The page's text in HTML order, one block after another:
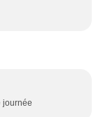
journée